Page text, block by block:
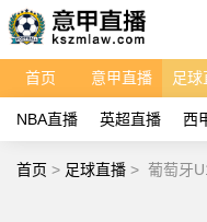
首页 意甲直播 足球
NBA直播 英超直播 西
首页 > 足球直播 > 葡萄牙